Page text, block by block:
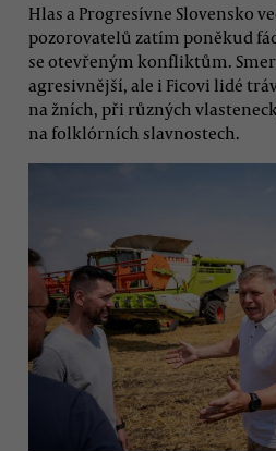
Hlas a Progresívne Slovensko
pozorovatelů zatím poněkud
se otevřeným konfliktům.
agresivnější, ale i Ficovi lidé
na žních, při různých
na folklórních slavnostech.